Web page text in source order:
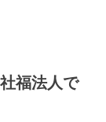
福法人で